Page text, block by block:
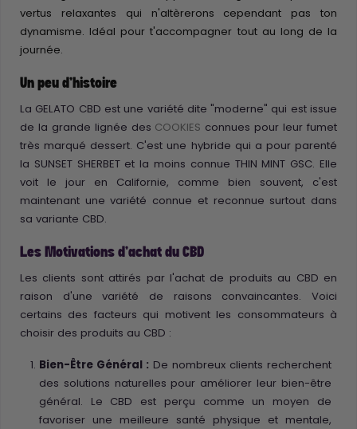
vertus relaxantes qui n'altèrerons cependant pas ton
dynamisme. Idéal pour t'accompagner tout au long de la
journée.
Un peu d'histoire
La GELATO CBD est une variété dite "moderne" qui est issue
de la grande lignée des COOKIES connues pour leur fumet
très marqué dessert. C'est une hybride qui a pour parenté
la SUNSET SHERBET et la moins connue THIN MINT GSC. Elle
voit le jour en Californie, comme bien souvent, c'est
maintenant une variété connue et reconnue surtout dans
sa variante CBD.
Les Motivations d'achat du CBD
Les clients sont attirés par l'achat de produits au CBD en
raison d'une variété de raisons convaincantes. Voici
certains des facteurs qui motivent les consommateurs à
choisir des produits au CBD :
Bien-Être Général : De nombreux clients recherchent
des solutions naturelles pour améliorer leur bien-être
général. Le CBD est perçu comme un moyen de
favoriser une meilleure santé physique et mentale,